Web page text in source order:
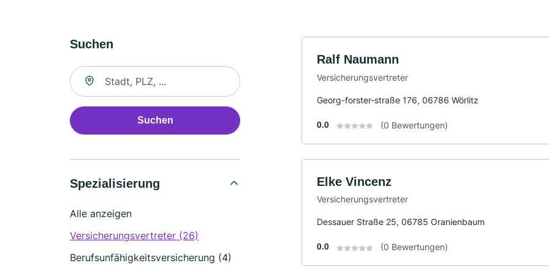
Suchen
Suche nach Ort
Suchen
Spezialisierung
Alle anzeigen
Versicherungsvertreter (26)
Berufsunfähigkeitsversicherung (4)
Ralf Naumann
Versicherungsvertreter
Georg-forster-straße 176, 06786 Wörlitz
0.0 (0 Bewertungen)
Elke Vincenz
Versicherungsvertreter
Dessauer Straße 25, 06785 Oranienbaum
0.0 (0 Bewertungen)